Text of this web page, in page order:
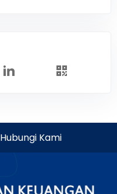
Hubungi Kami